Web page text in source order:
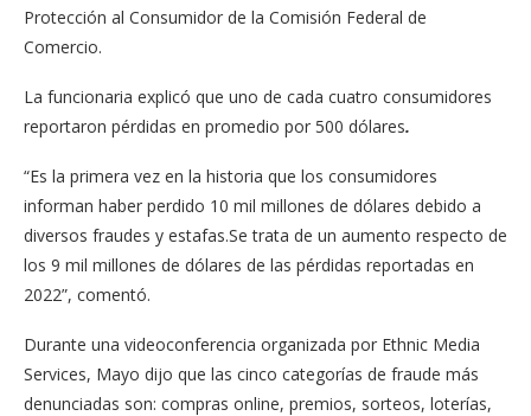
Protección al Consumidor de la Comisión Federal de
Comercio.
La funcionaria explicó que uno de cada cuatro consumidores
reportaron pérdidas en promedio por 500 dólares.
“Es la primera vez en la historia que los consumidores
informan haber perdido 10 mil millones de dólares debido a
diversos fraudes y estafas.Se trata de un aumento respecto de
los 9 mil millones de dólares de las pérdidas reportadas en
2022”, comentó.
Durante una videoconferencia organizada por Ethnic Media
Services, Mayo dijo que las cinco categorías de fraude más
denunciadas son: compras online, premios, sorteos, loterías,